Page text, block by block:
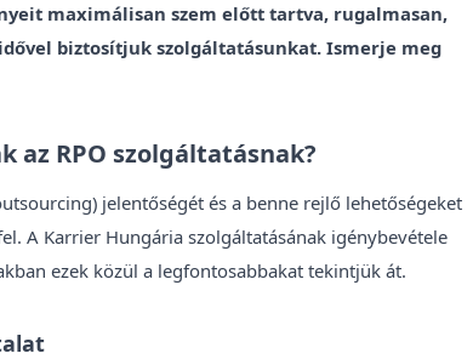
maximálisan szem előtt tartva, rugalmasan,
biztosítjuk szolgáltatásunkat. Ismerje meg
az RPO szolgáltatásnak?
jelentőségét és a benne rejlő lehetőségeket
A Karrier Hungária szolgáltatásának igénybevétele
ezek közül a legfontosabbakat tekintjük át.